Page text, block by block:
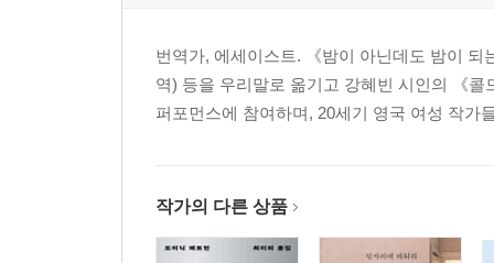
번역가, 에세이스트. 《밤이 아닌데도 밤이
역) 등을 우리말로 옮기고 강혜빈 시인의 《
퍼포먼스에 참여하며, 20세기 영국 여성 작가
작가의 다른 상품